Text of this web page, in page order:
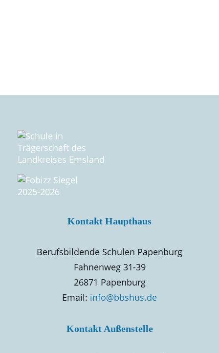
Kontakt Haupthaus
Berufsbildende Schulen Papenburg
Fahnenweg 31-39
26871 Papenburg
Email: info@bbshus.de
Kontakt Außenstelle